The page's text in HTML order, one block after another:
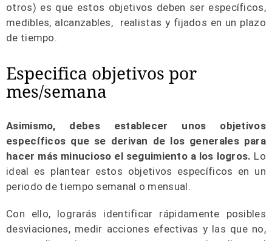
otros) es que estos objetivos deben ser específicos,
medibles, alcanzables, realistas y fijados en un plazo
de tiempo.
Especifica objetivos por
mes/semana
Asimismo, debes establecer unos objetivos
específicos que se derivan de los generales para
hacer más minucioso el seguimiento a los logros. Lo
ideal es plantear estos objetivos específicos en un
periodo de tiempo semanal o mensual.
Con ello, lograrás identificar rápidamente posibles
desviaciones, medir acciones efectivas y las que no,